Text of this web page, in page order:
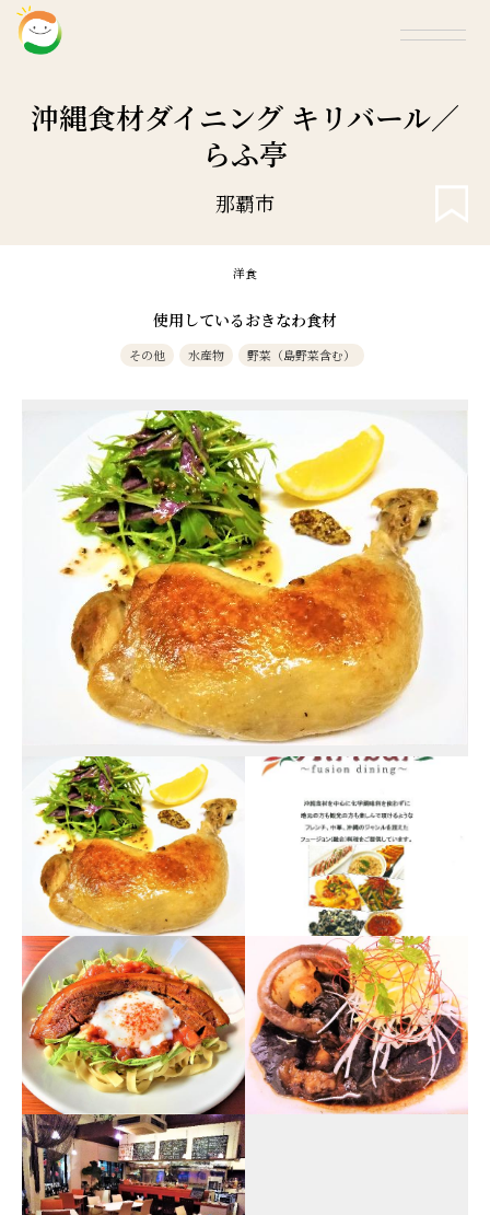
沖縄食材ダイニング キリバール／
らふ亭
那覇市
洋食
使用しているおきなわ食材
その他 水産物 野菜（島野菜含む）